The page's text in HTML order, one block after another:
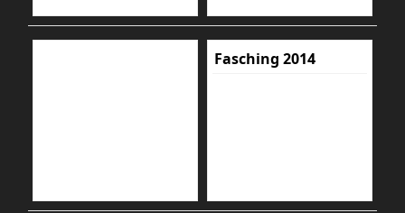
Fasching 2014